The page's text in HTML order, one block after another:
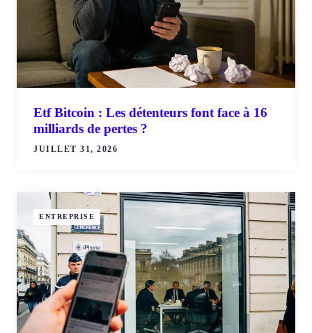
Etf Bitcoin : Les détenteurs font face à 16
milliards de pertes ?
JUILLET 31, 2026
ENTREPRISE